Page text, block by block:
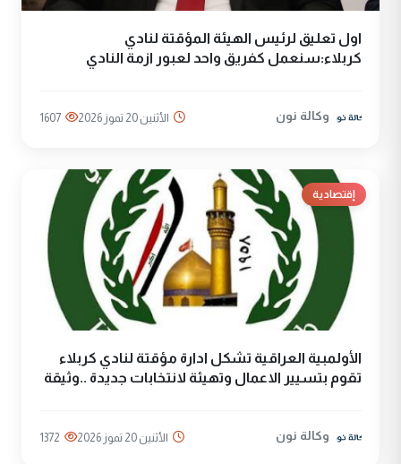
اول تعليق لرئيس الهيئة المؤقتة لنادي
كربلاء:سنعمل كفريق واحد لعبور ازمة النادي
وكالة نون الأثنين 20 تموز 2026 1607
إقتصادية
الأولمبية العراقية تشكل ادارة مؤقتة لنادي كربلاء
تقوم بتسيير الاعمال وتهيئة لانتخابات جديدة ..وثيقة
وكالة نون الأثنين 20 تموز 2026 1372